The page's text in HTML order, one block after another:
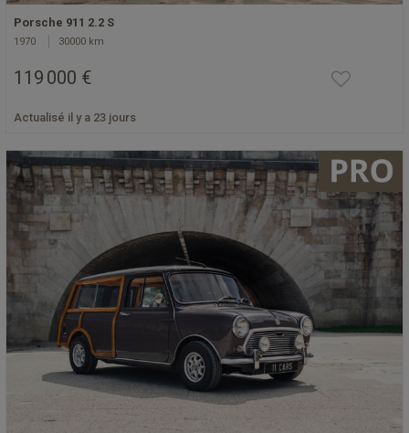
Porsche 911 2.2 S
1970 30000 km
119 000 €
Actualisé il y a 23 jours